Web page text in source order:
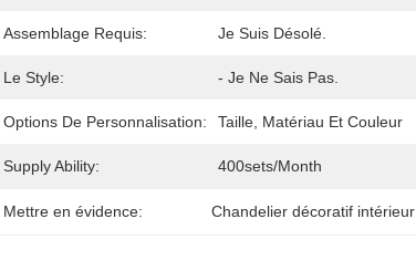
Assemblage Requis: Je Suis Désolé.
Le Style: - Je Ne Sais Pas.
Options De Personnalisation: Taille, Matériau Et Couleur
Supply Ability: 400sets/month
Mettre en évidence: Chandelier décoratif intérieur